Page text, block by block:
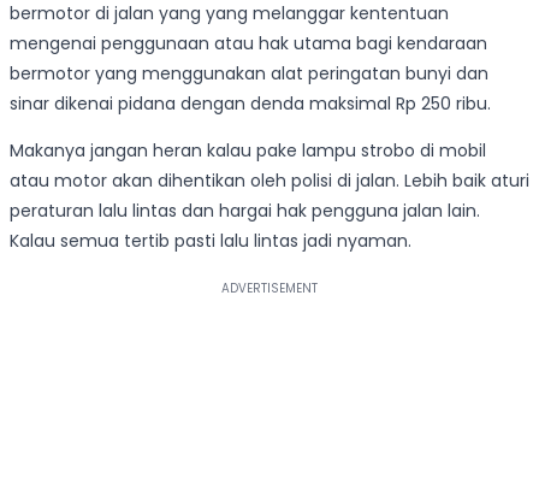
bermotor di jalan yang yang melanggar kententuan
mengenai penggunaan atau hak utama bagi kendaraan
bermotor yang menggunakan alat peringatan bunyi dan
sinar dikenai pidana dengan denda maksimal Rp 250 ribu.
Makanya jangan heran kalau pake lampu strobo di mobil
atau motor akan dihentikan oleh polisi di jalan. Lebih baik aturi
peraturan lalu lintas dan hargai hak pengguna jalan lain.
Kalau semua tertib pasti lalu lintas jadi nyaman.